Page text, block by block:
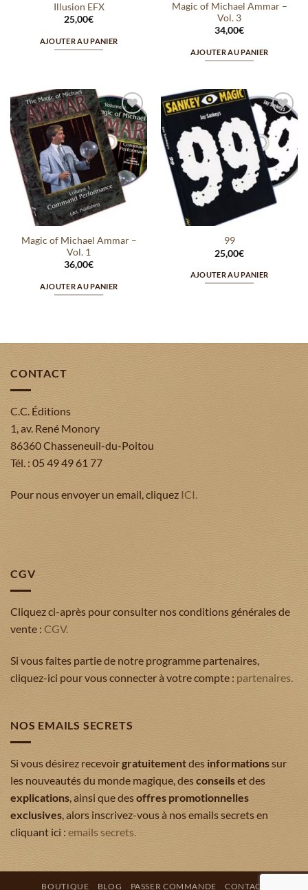
Illusion EFX
25,00€
AJOUTER AU PANIER
Magic of Michael Ammar –
Vol. 3
34,00€
AJOUTER AU PANIER
Ajouter
à la
wishlist
Magic of Michael Ammar –
Vol. 1
36,00€
AJOUTER AU PANIER
Ajouter
à la
wishlist
99
25,00€
AJOUTER AU PANIER
CONTACT
C.C. Éditions
1, av. René Monory
86360 Chasseneuil-du-Poitou
Tél. : 05 49 49 61 77
Pour nous envoyer un email, cliquez ICI.
CGV
Cliquez ci-après pour consulter nos conditions générales de
vente : CGV.
Si vous faites partie de notre programme partenaires,
cliquez-ici pour vous connecter à votre compte : partenaires.
NOS EMAILS SECRETS
Si vous désirez recevoirgratuitementdes informationssur
les nouveautés du monde magique, desconseilset des
explications, ainsi que desoffres promotionnelles
exclusives, alors inscrivez-vous à nos emails secrets en
cliquant ici : emails secrets.
BOUTIQUE BLOG PASSER COMMANDE CONTACT